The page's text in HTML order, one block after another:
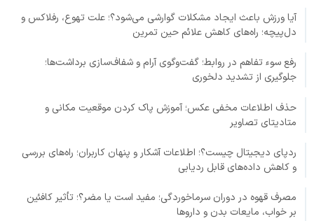
آیا ورزش باعث ایجاد مشکلات گوارشی می‌شود؟؛ علت تهوع، رفلاکس و
دل‌پیچه؛ راه‌های کاهش علائم حین تمرین
رفع سوء تفاهم در روابط؛ گفت‌وگوی آرام و شفاف‌سازی برداشت‌ها؛
جلوگیری از تشدید دلخوری
حذف اطلاعات مخفی عکس؛ آموزش پاک کردن موقعیت مکانی و
متادیتای تصاویر
ردپای دیجیتال چیست؟؛ اطلاعات آشکار و پنهان کاربران؛ راه‌های بررسی
و کاهش داده‌های قابل ردیابی
مصرف قهوه در دوران سرماخوردگی؛ مفید است یا مضر؟؛ تأثیر کافئین
بر خواب، مایعات بدن و داروها